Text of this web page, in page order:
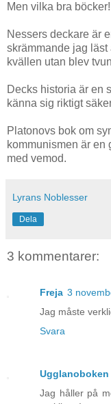
Men vilka bra böcker!
Nessers deckare är
skrämmande jag
kvällen utan blev
Decks historia är en
känna sig riktigt
Platonovs bok om
kommunismen är en
med vemod.
Lyrans Noblesser
Dela
3 kommentarer:
Freja 3
Jag måste
Svara
Ugglanoboken
Jag håller på